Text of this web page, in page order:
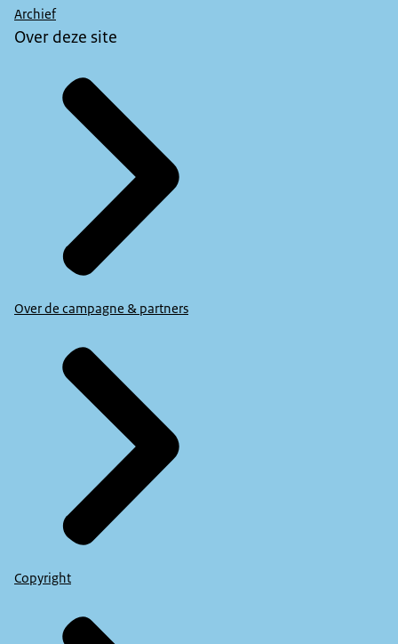
Archief
Over deze site
Over de campagne & partners
Copyright